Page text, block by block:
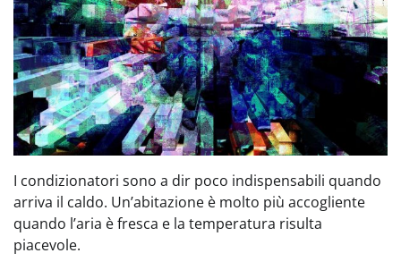
I condizionatori sono a dir poco indispensabili quando
arriva il caldo. Un’abitazione è molto più accogliente
quando l’aria è fresca e la temperatura risulta
piacevole.